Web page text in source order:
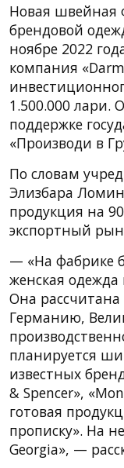
Новая швейная
брендовой
ноябре 2022
компания
1.500.000 лари.
поддержке
«Производи в
По словам
Элизбара
продукция на
экспортный
— «На фабрике
женская
Она
Германию,
планируется
известных
& Spencer»,
готовая
прописку». На
Georgia», —